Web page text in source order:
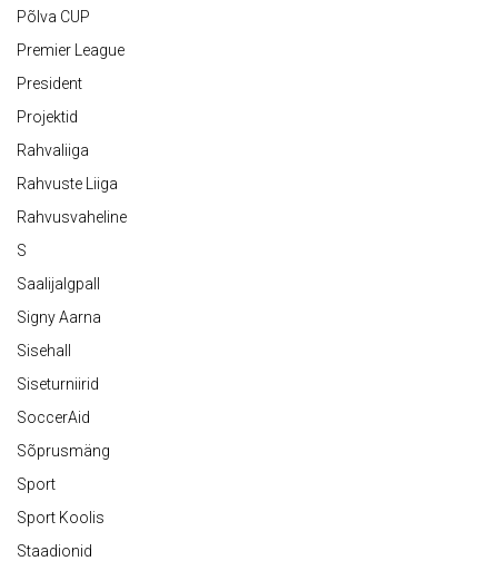
Põlva CUP
Premier League
President
Projektid
Rahvaliiga
Rahvuste Liiga
Rahvusvaheline
S
Saalijalgpall
Signy Aarna
Sisehall
Siseturniirid
SoccerAid
Sõprusmäng
Sport
Sport Koolis
Staadionid